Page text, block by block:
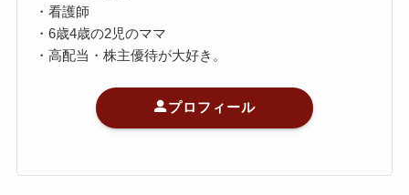
・看護師
・6歳4歳の2児のママ
・高配当・株主優待が大好き。
プロフィール